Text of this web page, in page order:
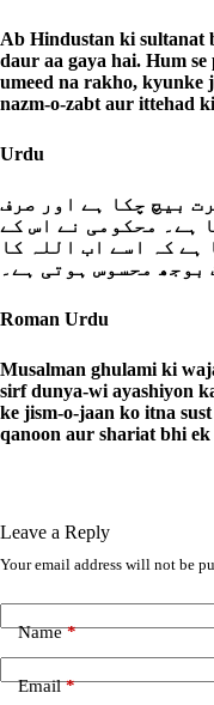
Ab Hindustan ki sultanat
daur aa gaya hai. Hum
umeed na rakho, kyunke
nazm-o-zabt aur ittehad
Urdu
بیچ چکا ہے اور صرف
ہے۔ محکومی نے اس کے
ہے کہ اسے اب اللہ کا
محسوس ہوتی ہے۔
Roman Urdu
Musalman ghulami ki
sirf dunya-wi ayashiyon
ke jism-o-jaan ko itna
qanoon aur shariat bhi
Leave a Reply
Your email address will not be
Name*
Email*
A
t
e